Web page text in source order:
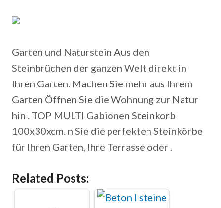
Garten und Naturstein Aus den
Steinbrüchen der ganzen Welt direkt in
Ihren Garten. Machen Sie mehr aus Ihrem
Garten Öffnen Sie die Wohnung zur Natur
hin . TOP MULTI Gabionen Steinkorb
100x30xcm. n Sie die perfekten Steinkörbe
für Ihren Garten, Ihre Terrasse oder .
Related Posts: